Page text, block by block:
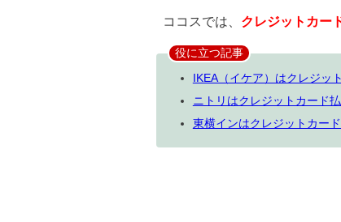
ココスでは、 クレジットカー
役に立つ記事
IKEA（イケア）はクレジッ
ニトリはクレジットカード
東横インはクレジットカー